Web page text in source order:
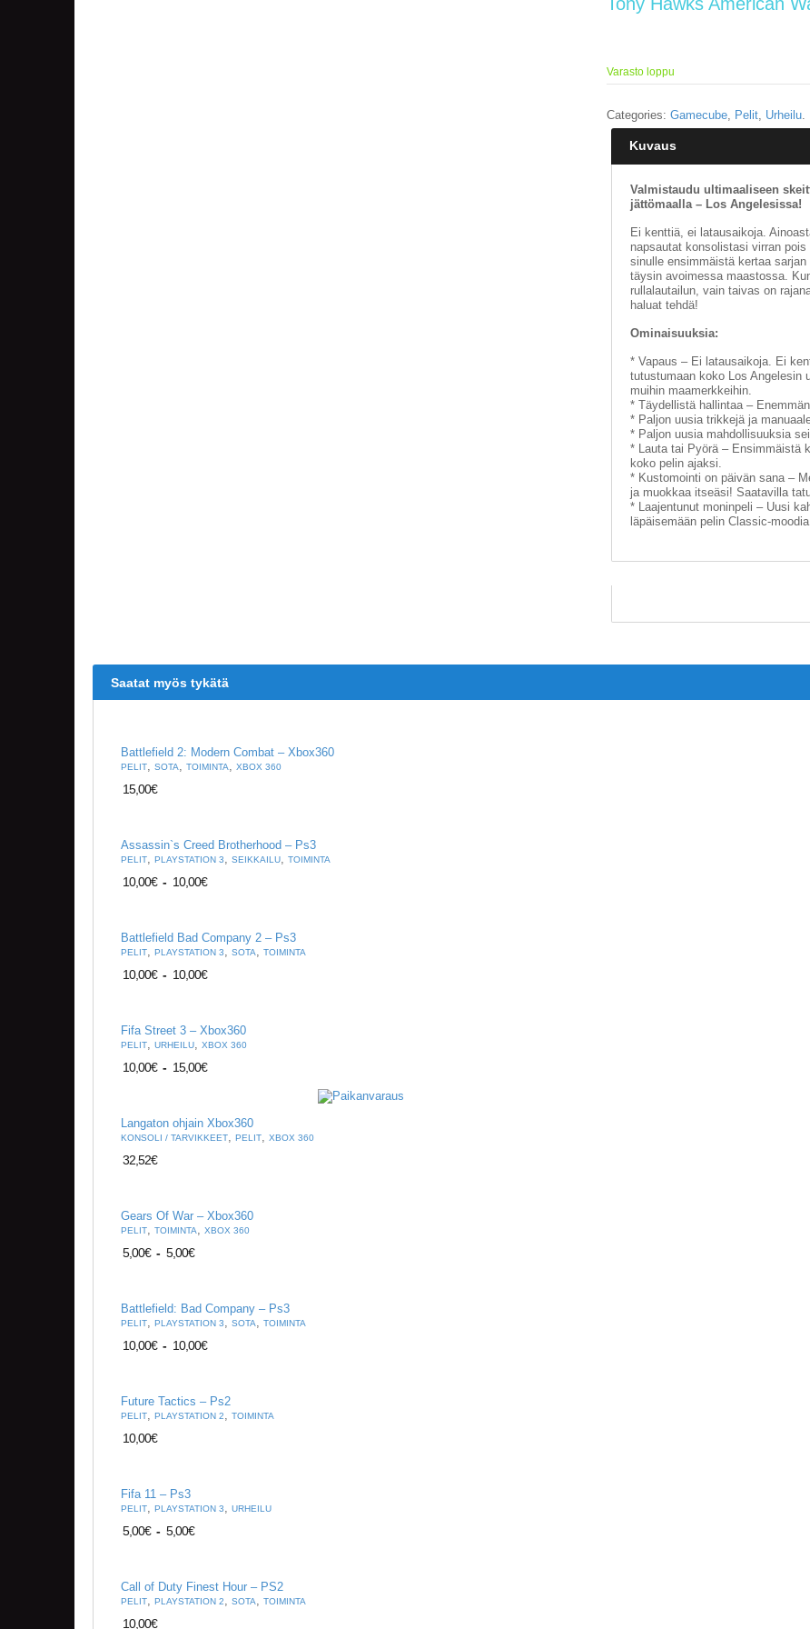
Varasto loppu
Categories: Gamecube, Pelit, Urheilu.
Kuvaus
Valmistaudu ultimaaliseen
jättömaalla – Los Angelesissa!
Ei kenttiä, ei latausaikoja.
napsautat konsolistasi virran pois
sinulle ensimmäistä kertaa
täysin avoimessa maastossa.
rullalautailun, vain taivas on
haluat tehdä!
Ominaisuuksia:
* Vapaus – Ei latausaikoja. Ei
tutustumaan koko Los Angelesin
muihin maamerkkeihin.
* Täydellistä hallintaa –
* Paljon uusia trikkejä ja
* Paljon uusia mahdollisuuksia
* Lauta tai Pyörä – Ensimmäistä
koko pelin ajaksi.
* Kustomointi on päivän sana –
ja muokkaa itseäsi! Saatavilla
* Laajentunut moninpeli – Uusi
läpäisemään pelin Classic-
Saatat myös tykätä
Battlefield 2: Modern Combat – Xbox360
PELIT, SOTA, TOIMINTA, XBOX 360
15,00€
Assassin`s Creed Brotherhood – Ps3
PELIT, PLAYSTATION 3, SEIKKAILU, TOIMINTA
10,00€ - 10,00€
Battlefield Bad Company 2 – Ps3
PELIT, PLAYSTATION 3, SOTA, TOIMINTA
10,00€ - 10,00€
Fifa Street 3 – Xbox360
PELIT, URHEILU, XBOX 360
10,00€ - 15,00€
Langaton ohjain Xbox360
KONSOLI / TARVIKKEET, PELIT, XBOX 360
32,52€
Gears Of War – Xbox360
PELIT, TOIMINTA, XBOX 360
5,00€ - 5,00€
Battlefield: Bad Company – Ps3
PELIT, PLAYSTATION 3, SOTA, TOIMINTA
10,00€ - 10,00€
Future Tactics – Ps2
PELIT, PLAYSTATION 2, TOIMINTA
10,00€
Fifa 11 – Ps3
PELIT, PLAYSTATION 3, URHEILU
5,00€ - 5,00€
Call of Duty Finest Hour – PS2
PELIT, PLAYSTATION 2, SOTA, TOIMINTA
10,00€